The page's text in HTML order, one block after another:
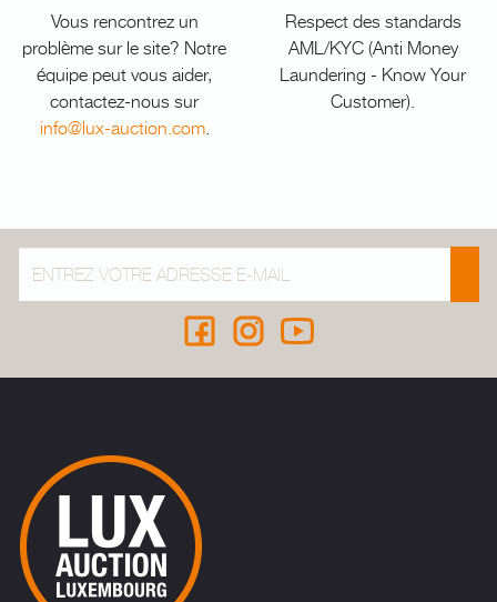
Vous rencontrez un
problème sur le site? Notre
équipe peut vous aider,
contactez-nous sur
info@lux-auction.com.
Respect des standards
AML/KYC (Anti Money
Laundering - Know Your
Customer).